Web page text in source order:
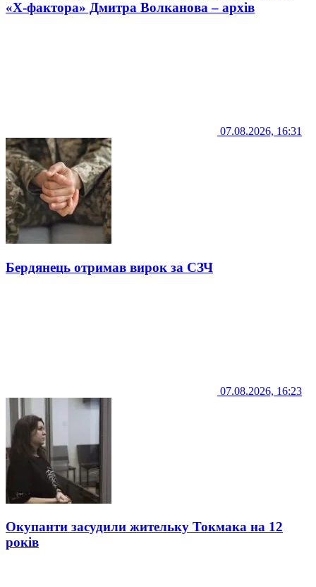
«Х-фактора» Дмитра Волканова – архів
07.08.2026, 16:31
Бердянець отримав вирок за СЗЧ
07.08.2026, 16:23
Окупанти засудили жительку Токмака на 12
років